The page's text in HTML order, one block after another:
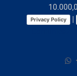
Privacy Policy |